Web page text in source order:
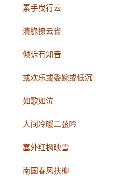
素手曳行云
清脆撩云雀
倾诉有知音
或欢乐或委婉或低沉
如歌如泣
人间冷暖二弦吟
塞外红枫映雪
南国春风扶柳